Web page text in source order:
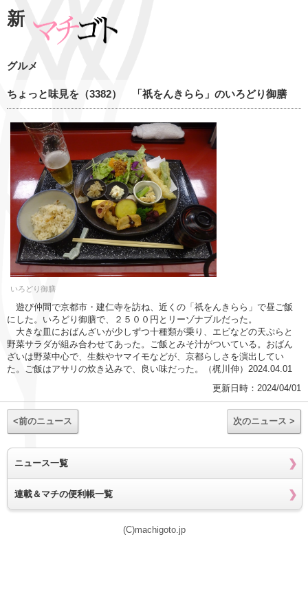
新
グルメ
ちょっと味見を（3382） 「祇をんきらら」のいろどり御膳
いろどり御膳
遊び仲間で京都市・建仁寺を訪ね、近くの「祇をんきらら」で昼ご飯
にした。いろどり御膳で、２５００円とリーゾナブルだった。
大きな皿におばんざいが少しずつ十種類が乗り、エビなどの天ぷらと
野菜サラダが組み合わせてあった。ご飯とみそ汁がついている。おばん
ざいは野菜中心で、生麩やヤマイモなどが、京都らしさを演出してい
た。ご飯はアサリの炊き込みで、良い味だった。（梶川伸）2024.04.01
更新日時：2024/04/01
<前のニュース 次のニュース >
ニュース一覧
連載＆マチの便利帳一覧
(C)machigoto.jp